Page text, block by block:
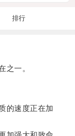
排行
一。
的速度正在加